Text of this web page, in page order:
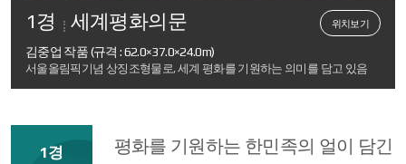
1경 세계평화의문
김중업 작품 (규격 : 62.0×37.0×24.0m)
서울올림픽기념 상징조형물로, 세계 평화를 기원하는 의미를 담고 있음
위치보기
1경
평화를 기원하는 한민족의 얼이 담긴